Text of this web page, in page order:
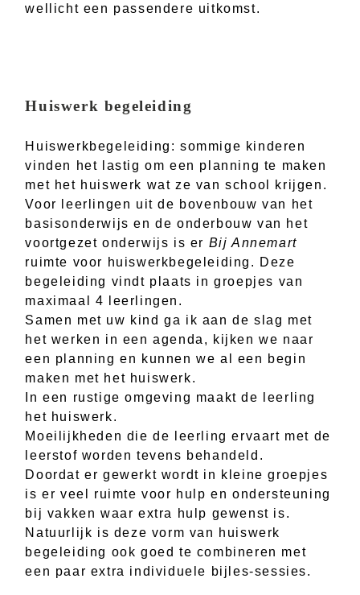
wellicht een passendere uitkomst.
Huiswerk begeleiding
Huiswerkbegeleiding: sommige kinderen
vinden het lastig om een planning te maken
met het huiswerk wat ze van school krijgen.
Voor leerlingen uit de bovenbouw van het
basisonderwijs en de onderbouw van het
voortgezet onderwijs is er Bij Annemart
ruimte voor huiswerkbegeleiding. Deze
begeleiding vindt plaats in groepjes van
maximaal 4 leerlingen.
Samen met uw kind ga ik aan de slag met
het werken in een agenda, kijken we naar
een planning en kunnen we al een begin
maken met het huiswerk.
In een rustige omgeving maakt de leerling
het huiswerk.
Moeilijkheden die de leerling ervaart met de
leerstof worden tevens behandeld.
Doordat er gewerkt wordt in kleine groepjes
is er veel ruimte voor hulp en ondersteuning
bij vakken waar extra hulp gewenst is.
Natuurlijk is deze vorm van huiswerk
begeleiding ook goed te combineren met
een paar extra individuele bijles-sessies.